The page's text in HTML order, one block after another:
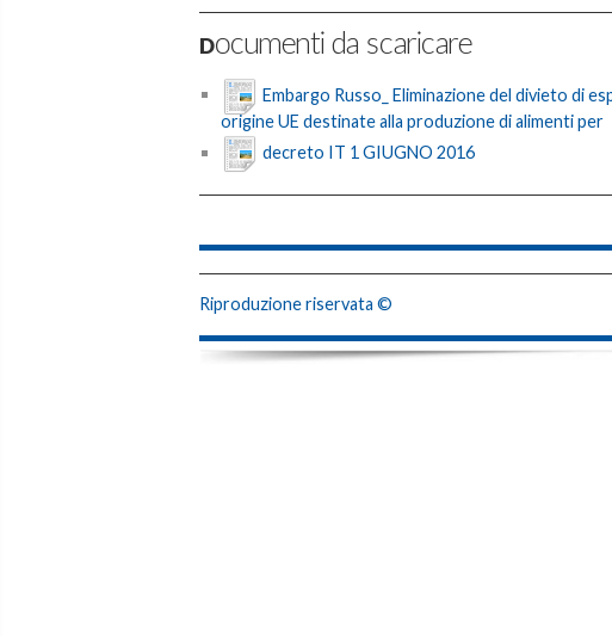
Documenti da scaricare
Embargo Russo_ Eliminazione del divieto di
origine UE destinate alla produzione di alimenti per
decreto IT 1 GIUGNO 2016
Riproduzione riservata ©